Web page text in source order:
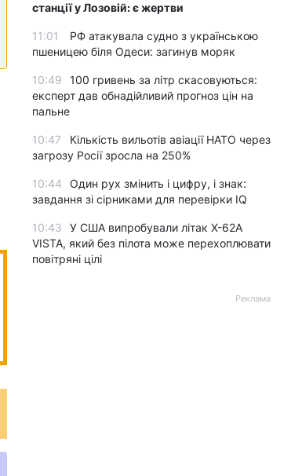
станції у Лозовій: є жертви
11:01
РФ атакувала судно з українською
пшеницею біля Одеси: загинув моряк
10:49
100 гривень за літр скасовуються:
експерт дав обнадійливий прогноз цін на
пальне
10:47
Кількість вильотів авіації НАТО через
загрозу Росії зросла на 250%
10:44
Один рух змінить і цифру, і знак:
завдання зі сірниками для перевірки IQ
10:43
У США випробували літак X-62A
VISTA, який без пілота може перехоплювати
повітряні цілі
Реклама